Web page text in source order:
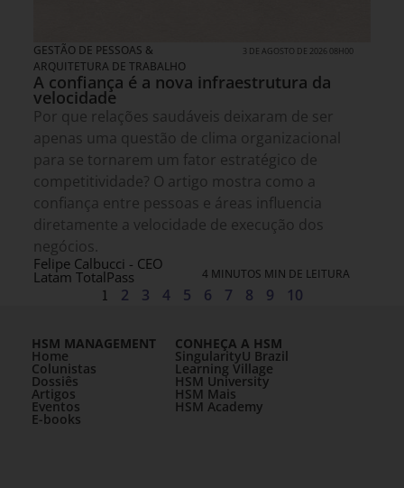
GESTÃO DE PESSOAS &
ARQUITETURA DE TRABALHO
3 DE AGOSTO DE 2026 08H00
A confiança é a nova infraestrutura da
velocidade
Por que relações saudáveis deixaram de ser
apenas uma questão de clima organizacional
para se tornarem um fator estratégico de
competitividade? O artigo mostra como a
confiança entre pessoas e áreas influencia
diretamente a velocidade de execução dos
negócios.
Felipe Calbucci - CEO
Latam TotalPass 4 MINUTOS MIN DE LEITURA
1 2 3 4 5 6 7 8 9 10
HSM MANAGEMENT
Home
Colunistas
Dossiês
Artigos
Eventos
E-books
CONHEÇA A HSM
SingularityU Brazil
Learning Village
HSM University
HSM Mais
HSM Academy